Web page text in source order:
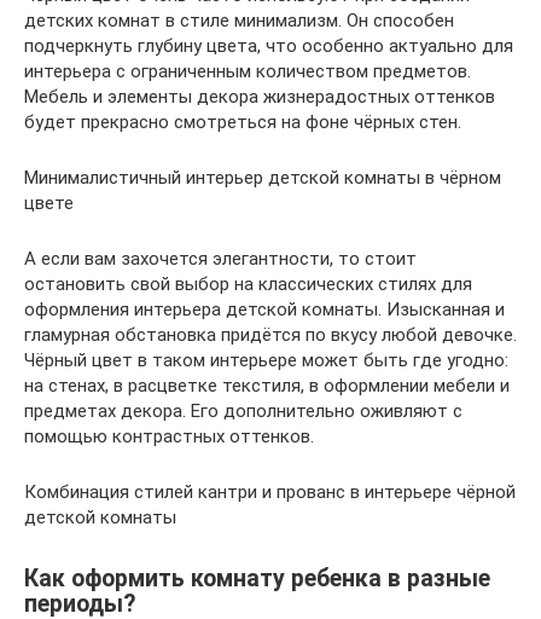
детских комнат в стиле минимализм. Он способен
подчеркнуть глубину цвета, что особенно актуально для
интерьера с ограниченным количеством предметов.
Мебель и элементы декора жизнерадостных оттенков
будет прекрасно смотреться на фоне чёрных стен.
Минималистичный интерьер детской комнаты в чёрном
цвете
А если вам захочется элегантности, то стоит
остановить свой выбор на классических стилях для
оформления интерьера детской комнаты. Изысканная и
гламурная обстановка придётся по вкусу любой девочке.
Чёрный цвет в таком интерьере может быть где угодно:
на стенах, в расцветке текстиля, в оформлении мебели и
предметах декора. Его дополнительно оживляют с
помощью контрастных оттенков.
Комбинация стилей кантри и прованс в интерьере чёрной
детской комнаты
Как оформить комнату ребенка в разные
периоды?